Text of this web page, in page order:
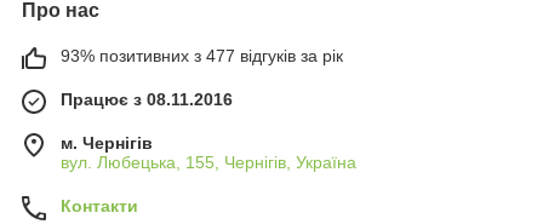
Про нас
93% позитивних з 477 відгуків за рік
Працює з 08.11.2016
м. Чернігів
вул. Любецька, 155, Чернігів, Україна
Контакти